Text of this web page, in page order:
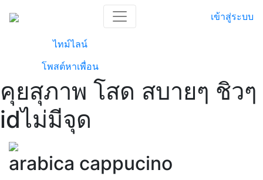
เข้าสู่ระบบ
ไทม์ไลน์
โพสต์หาเพื่อน
คุยสุภาพ โสด สบายๆ ชิวๆ
idไม่มีจุด
arabica cappucino